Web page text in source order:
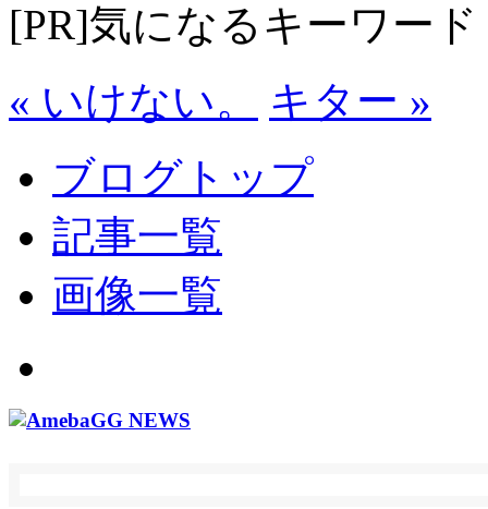
[PR]気になるキーワード
« いけない。
キター »
ブログトップ
記事一覧
画像一覧